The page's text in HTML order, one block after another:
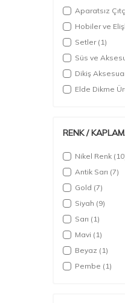
Aparatsız
Hobiler ve
Setler (1)
Süs ve
Dikiş
Elde Dikme
RENK /
Nikel Renk
Antik Sarı (7)
Gold (7)
Siyah (9)
Sarı (1)
Mavi (1)
Beyaz (1)
Pembe (1)